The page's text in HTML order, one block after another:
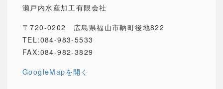
瀬戸内水産加工有限会社
〒720-0202 広島県福山市鞆町後地822
TEL:084-983-5533
FAX:084-982-3829
GoogleMapを開く